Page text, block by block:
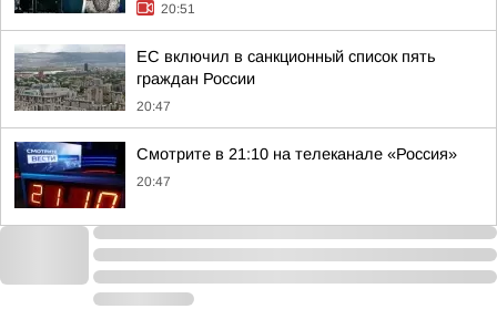
20:51
ЕС включил в санкционный список пять
граждан России
20:47
Смотрите в 21:10 на телеканале «Россия»
20:47